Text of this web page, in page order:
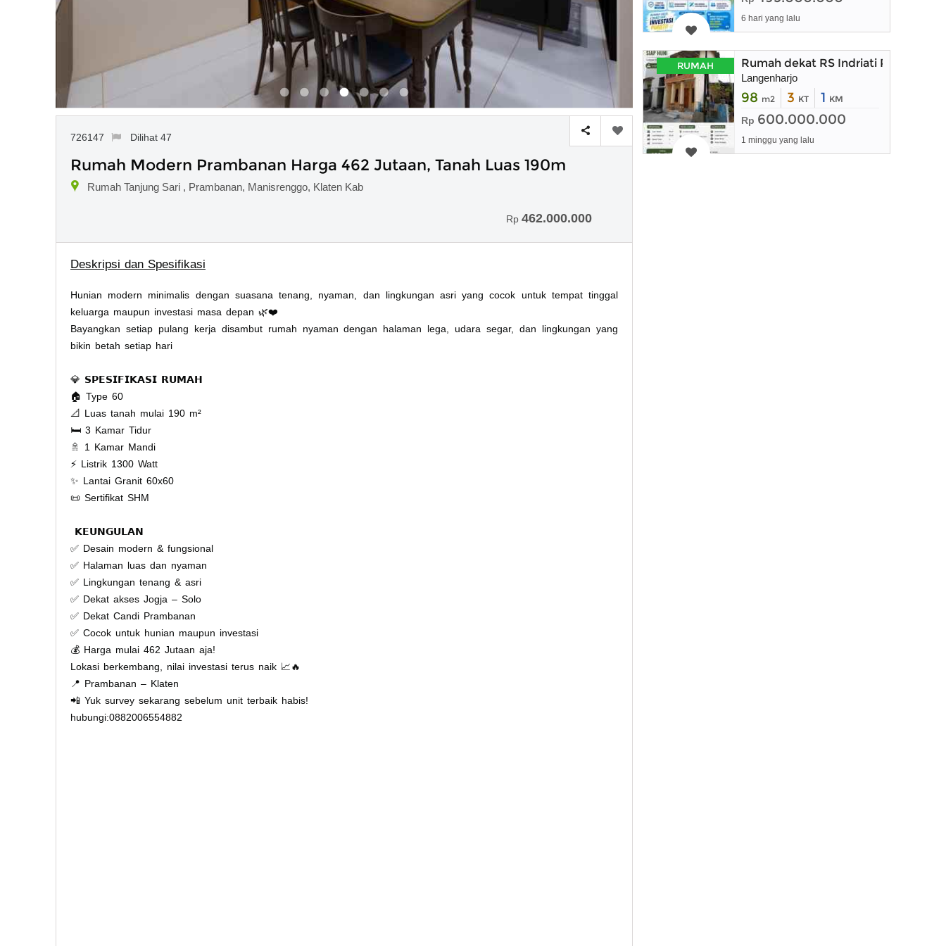
726147 Dilihat 47
Rumah Modern Prambanan Harga 462 Jutaan, Tanah Luas 190m
Rumah Tanjung Sari , Prambanan, Manisrenggo, Klaten Kab
Rp 462.000.000
Deskripsi dan Spesifikasi
Hunian modern minimalis dengan suasana tenang, nyaman, dan lingkungan asri yang cocok untuk tempat tinggal
keluarga maupun investasi masa depan 🌿❤️
Bayangkan setiap pulang kerja disambut rumah nyaman dengan halaman lega, udara segar, dan lingkungan yang
bikin betah setiap hari
💎 𝗦𝗣𝗘𝗦𝗜𝗙𝗜𝗞𝗔𝗦𝗜 𝗥𝗨𝗠𝗔𝗛
🏠 Type 60
📐 Luas tanah mulai 190 m²
🛏 3 Kamar Tidur
🚿 1 Kamar Mandi
⚡ Listrik 1300 Watt
✨ Lantai Granit 60x60
📜 Sertifikat SHM
𝗞𝗘𝗨𝗡𝗚𝗨𝗟𝗔𝗡
✅ Desain modern & fungsional
✅ Halaman luas dan nyaman
✅ Lingkungan tenang & asri
✅ Dekat akses Jogja – Solo
✅ Dekat Candi Prambanan
✅ Cocok untuk hunian maupun investasi
💰 Harga mulai 462 Jutaan aja!
Lokasi berkembang, nilai investasi terus naik 📈🔥
📍 Prambanan – Klaten
📲 Yuk survey sekarang sebelum unit terbaik habis!
hubungi:0882006554882
6 hari yang lalu
RUMAH Rumah dekat RS Indriati Pakuwon
Langenharjo
98 m2 3 KT 1 KM
Rp 600.000.000
1 minggu yang lalu